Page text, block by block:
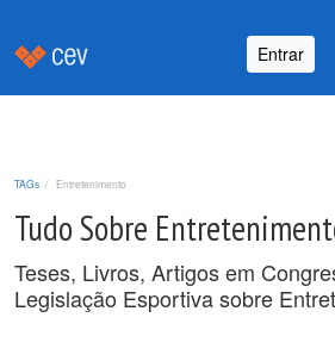
Entrar
TAGs Entretenimento
Tudo Sobre
Teses, Livros, Artigos em
Legislação Esportiva sobre